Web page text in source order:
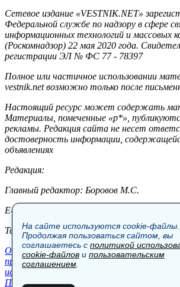
Сетевое издание «VESTNIK.NET»
Федеральной службе по надзору в сфере
информационных технологий и массовых
(Роскомнадзор) 22 мая 2020 года.
регистрации ЭЛ № ФС 77 - 78397
Полное или частичное использовании
vestnik.net возможно только после
Настоящий ресурс может содержать
Материалы, помеченные «р*»,
рекламы. Редакция сайта не несет
достоверность информации,
объявлениях
Редакция:
Главный редактор: Боровов М.С.
E-mail: site@vestnik.net, reb.msk@yandex.ru
Тел.: +7 (921) 720-00-97
Общество Экономика Контакты В мире
проекте Шоу-бизнес Политика Пресс-
использования cookie-файлов
Пользовательское соглашение
На сайте используются cookie-файлы.
Продолжая пользоваться сайтом, вы
соглашаетесь с политикой
cookie-файлов и пользовательским
соглашением